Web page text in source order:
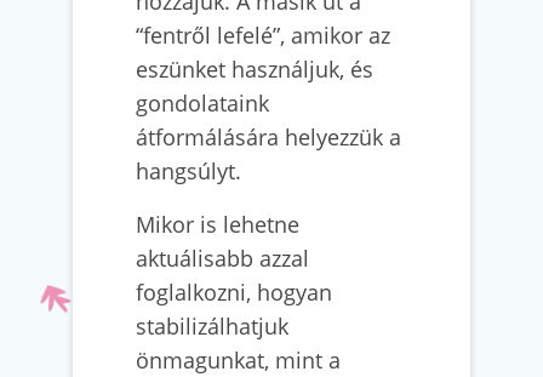
“fentről lefelé”, amikor az
eszünket használjuk, és
gondolataink
átformálására helyezzük a
hangsúlyt.
Mikor is lehetne
aktuálisabb azzal
foglalkozni, hogyan
stabilizálhatjuk
önmagunkat, mint a